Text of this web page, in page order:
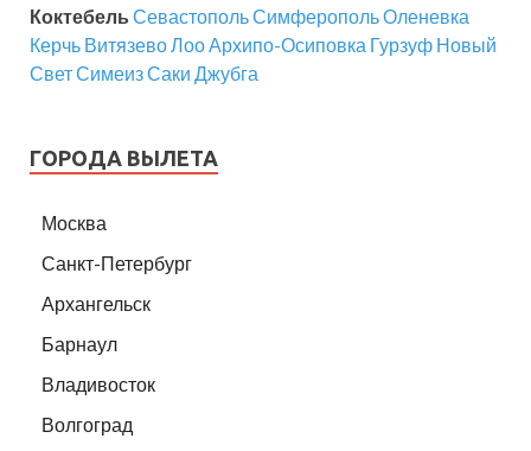
Коктебель СевастопольСимферопольОленевка
Керчь Витязево Лоо Архипо-Осиповка Гурзуф Новый
СветСимеизСаки Джубга
ГОРОДА ВЫЛЕТА
Москва
Санкт-Петербург
Архангельск
Барнаул
Владивосток
Волгоград